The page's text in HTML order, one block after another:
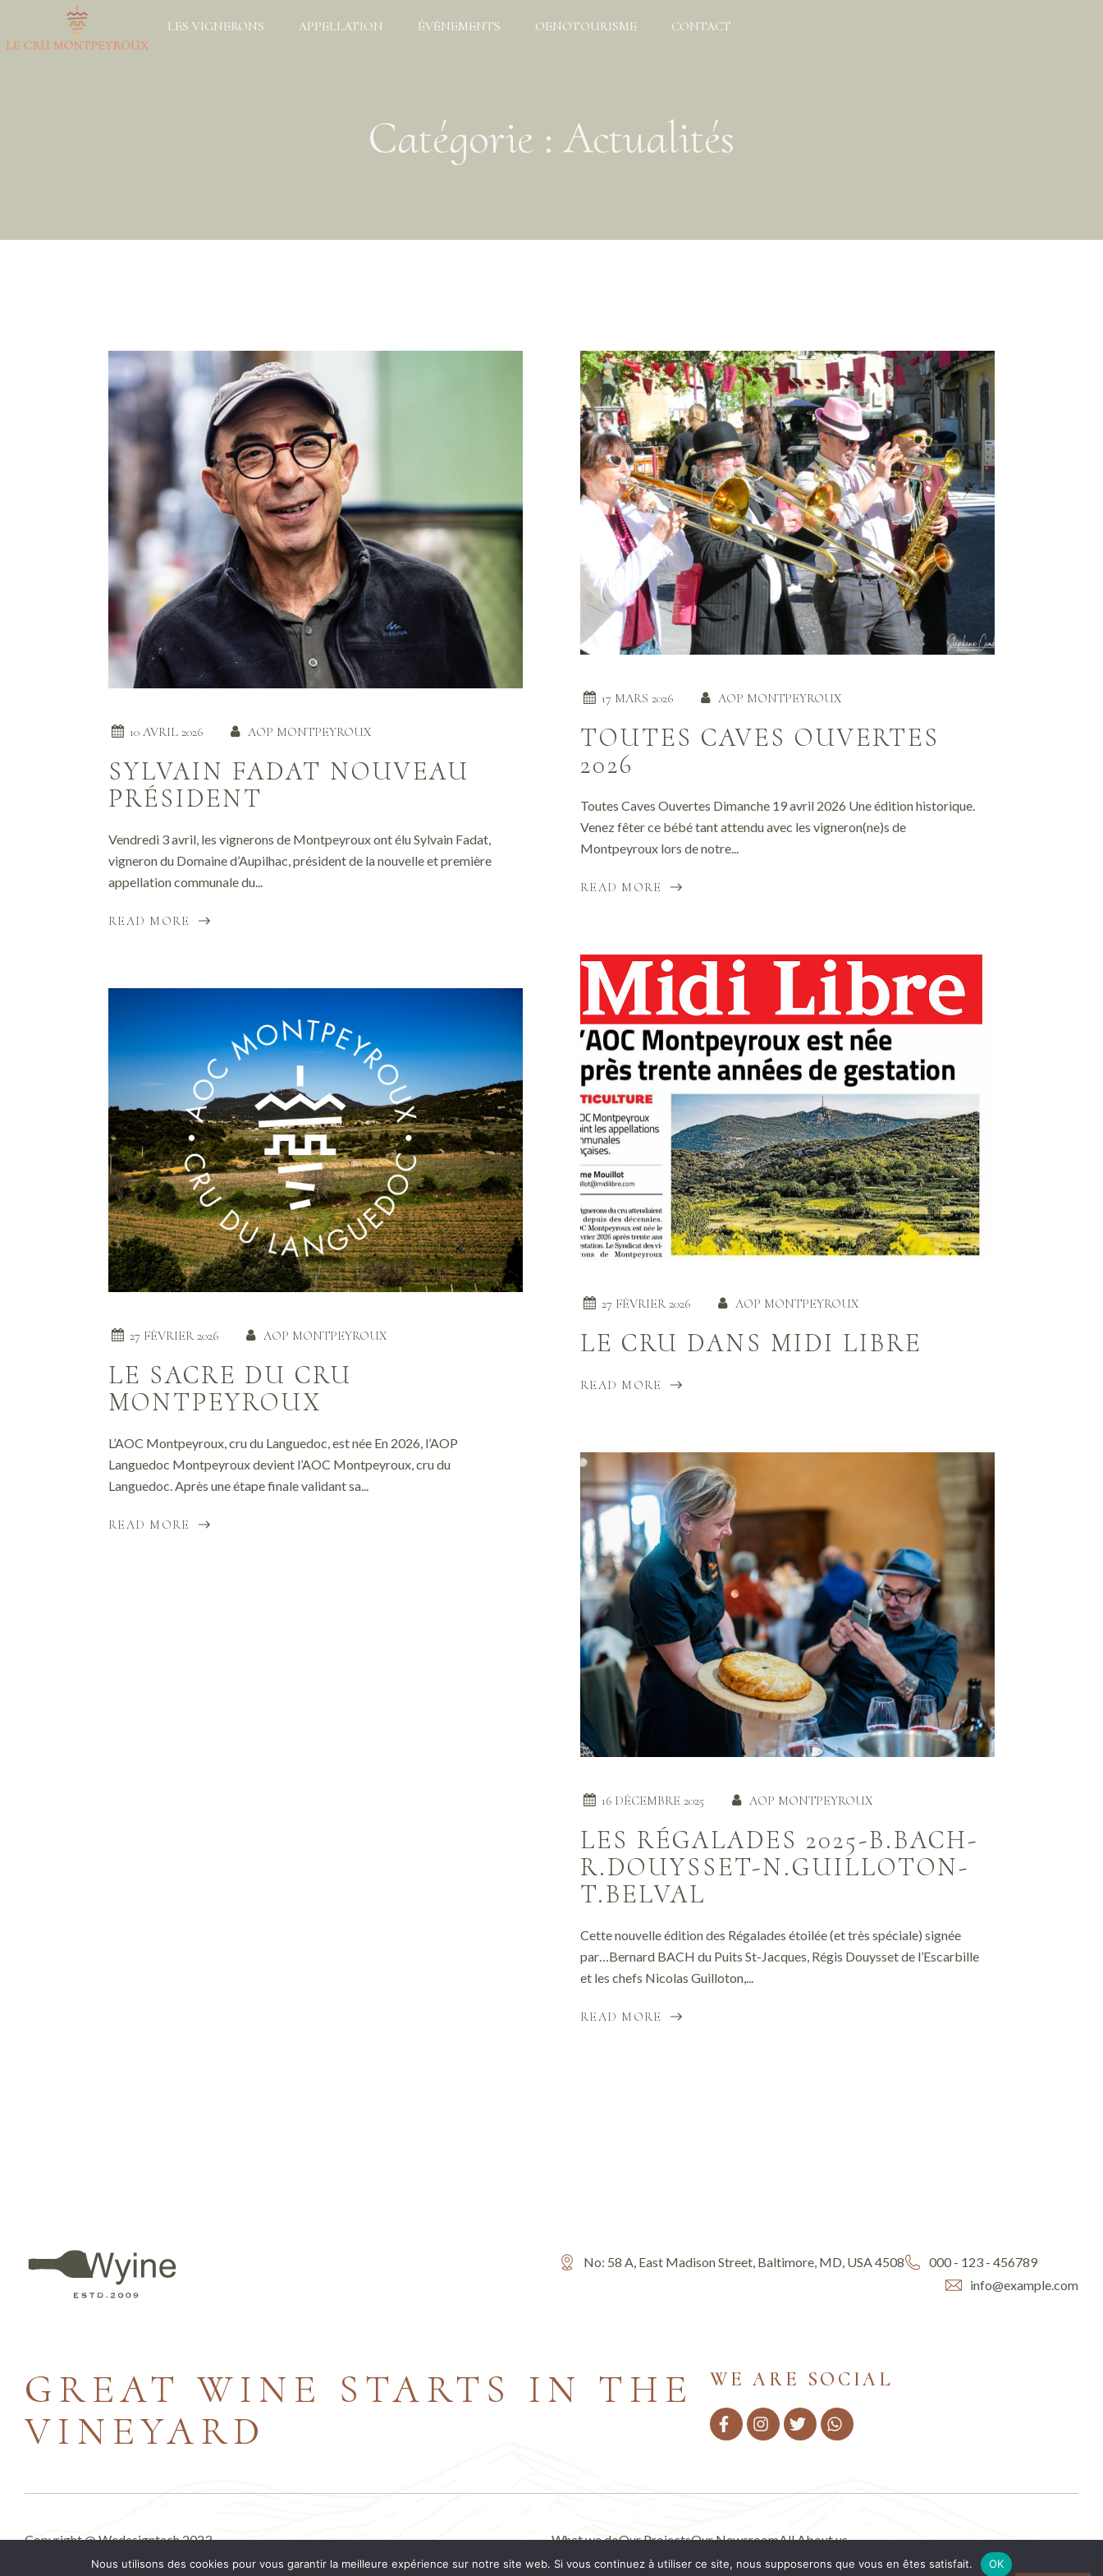
LES VIGNERONS APPELLATION ÉVÈNEMENTS
LES JE DIS VIN
OENOTOURISME CONTACT
Catégorie :Actualités
10 AVRIL 2026 AOP MONTPEYROUX
SYLVAIN FADAT NOUVEAU
PRÉSIDENT
Vendredi 3 avril, les vignerons de Montpeyroux ont élu Sylvain Fadat,
vigneron du Domaine d’Aupilhac, président de la nouvelle et première
appellation communale du...
READ MORE
17 MARS 2026 AOP MONTPEYROUX
TOUTES CAVES OUVERTES
2026
Toutes Caves Ouvertes Dimanche 19 avril 2026 Une édition historique.
Venez fêter ce bébé tant attendu avec les vigneron(ne)s de
Montpeyroux lors de notre...
READ MORE
27 FÉVRIER 2026 AOP MONTPEYROUX
LE CRU DANS MIDI LIBRE
READ MORE
27 FÉVRIER 2026 AOP MONTPEYROUX
LE SACRE DU CRU
MONTPEYROUX
L’AOC Montpeyroux, cru du Languedoc, est née En 2026, l’AOP
Languedoc Montpeyroux devient l’AOC Montpeyroux, cru du
Languedoc. Après une étape finale validant sa...
READ MORE
16 DÉCEMBRE 2025 AOP MONTPEYROUX
LES RÉGALADES 2025-B.BACH-
R.DOUYSSET-N.GUILLOTON-
T.BELVAL
Cette nouvelle édition des Régalades étoilée (et très spéciale) signée
par…Bernard BACH du Puits St-Jacques, Régis Douysset de l’Escarbille
et les chefs Nicolas Guilloton,...
READ MORE
No: 58 A, East Madison Street, Baltimore, MD, USA 4508
000 - 123 - 456789
info@example.com
GREAT WINE STARTS IN THE
VINEYARD
WE ARE SOCIAL
Copyright @Wedesigntech2023 What we doOur ProjectsOur NewsroomAll About us
Nous utilisons des cookies pour vous garantir la meilleure expérience sur notre site web. Si vous continuez à utiliser ce site, nous supposerons que vous en êtes satisfait. OK